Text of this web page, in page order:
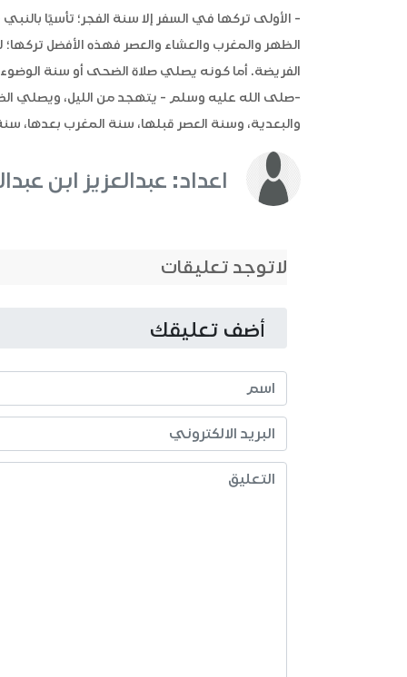
- الأولى تركها في السفر إلا سنة الفجر؛ تأسيًا
الظهر والمغرب والعشاء والعصر فهذه الأفضل
الفريضة. أما كونه يصلي صلاة الضحى أو سنة الوضوء
-صلى الله عليه وسلم - يتهجد من الليل، ويصلي
والبعدية، وسنة العصر قبلها، سنة المغرب بعدها،
اعداد: عبدالعزيز ابن
لاتوجد تعليقات
أضف تعليقك